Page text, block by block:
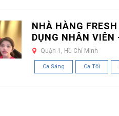
NHÀ HÀNG
DỤNG NHÂN
Quận 1, Hồ Chí Minh
Ca Sáng Ca Tối